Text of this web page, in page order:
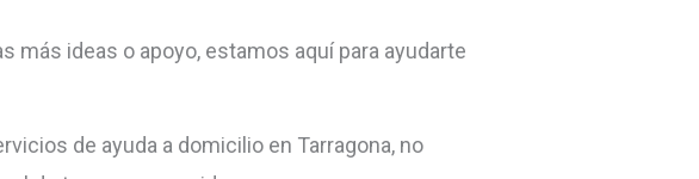
ideas o apoyo, estamos aquí para ayudarte
de ayuda a domicilio en Tarragona, no